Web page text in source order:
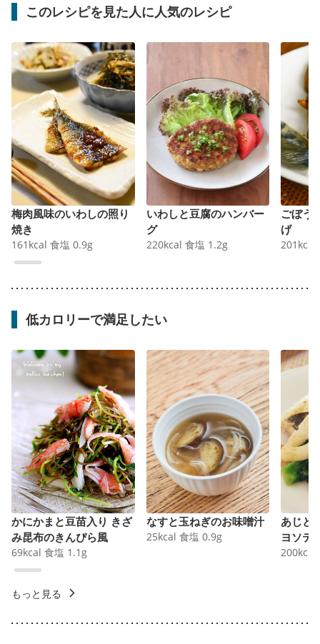
このレシピを見た人に人気のレシピ
梅肉風味のいわしの照り
焼き
161 kcal 食塩 0.9g
いわしと豆腐のハンバー
グ
220kcal 食塩 1.2g
ごぼう
げ
201 kcal
低カロリーで満足したい
かにかまと豆苗入り きざ
み昆布のきんぴら風
69kcal 食塩 1.1 g
なすと玉ねぎのお味噌汁
25kcal 食塩 0.9g
あじと
ヨソテ
200kcal
もっと見る